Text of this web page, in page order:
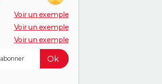
Voir un exemple
Voir un exemple
Voir un exemple